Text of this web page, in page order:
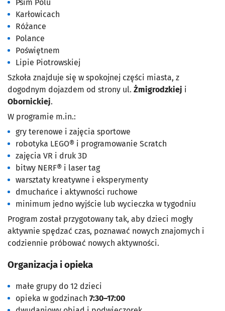
Psim Polu
Karłowicach
Różance
Polance
Poświętnem
Lipie Piotrowskiej
Szkoła znajduje się w spokojnej części miasta, z
dogodnym dojazdem od strony ul. Żmigrodzkiej i
Obornickiej.
W programie m.in.:
gry terenowe i zajęcia sportowe
robotyka LEGO® i programowanie Scratch
zajęcia VR i druk 3D
bitwy NERF® i laser tag
warsztaty kreatywne i eksperymenty
dmuchańce i aktywności ruchowe
minimum jedno wyjście lub wycieczka w tygodniu
Program został przygotowany tak, aby dzieci mogły
aktywnie spędzać czas, poznawać nowych znajomych i
codziennie próbować nowych aktywności.
Organizacja i opieka
małe grupy do 12 dzieci
opieka w godzinach 7:30–17:00